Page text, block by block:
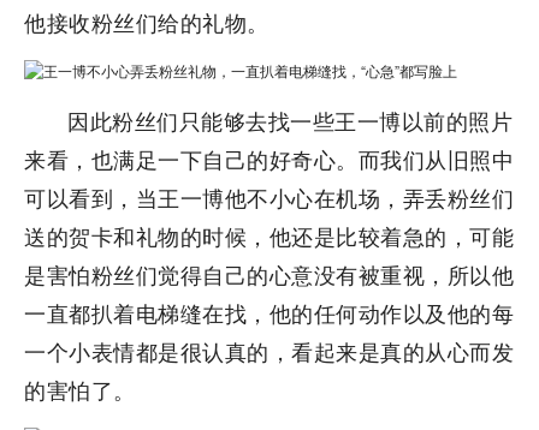
他接收粉丝们给的礼物。
因此粉丝们只能够去找一些王一博以前的照片
来看，也满足一下自己的好奇心。而我们从旧照中
可以看到，当王一博他不小心在机场，弄丢粉丝们
送的贺卡和礼物的时候，他还是比较着急的，可能
是害怕粉丝们觉得自己的心意没有被重视，所以他
一直都扒着电梯缝在找，他的任何动作以及他的每
一个小表情都是很认真的，看起来是真的从心而发
的害怕了。